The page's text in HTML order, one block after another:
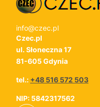
info@czec.pl
Czec.pl
ul. Słoneczna 17
81-605 Gdynia
tel.: +48 516 572 503
NIP: 5842317562